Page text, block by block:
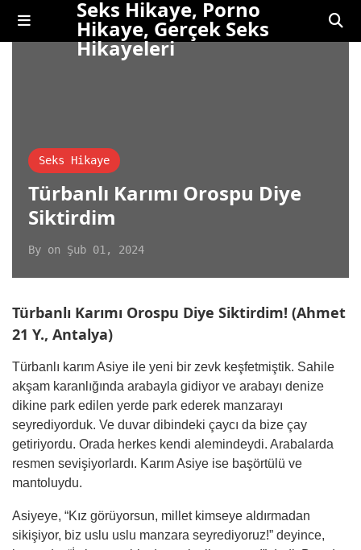
Seks Hikaye, Porno
Hikaye, Gerçek Seks
Hikayeleri
Seks Hikaye
Türbanlı Karımı Orospu Diye
Siktirdim
By on Şub 01, 2024
Türbanlı Karımı Orospu Diye Siktirdim! (Ahmet
21 Y., Antalya)
Türbanlı karım Asiye ile yeni bir zevk keşfetmiştik. Sahile
akşam karanlığında arabayla gidiyor ve arabayı denize
dikine park edilen yerde park ederek manzarayı
seyrediyorduk. Ve duvar dibindeki çaycı da bize çay
getiriyordu. Orada herkes kendi alemindeydi. Arabalarda
resmen sevişiyorlardı. Karım Asiye ise başörtülü ve
mantoluydu.
Asiyeye, “Kız görüyorsun, millet kimseye aldırmadan
sikişiyor, biz uslu uslu manzara seyrediyoruz!” deyince,